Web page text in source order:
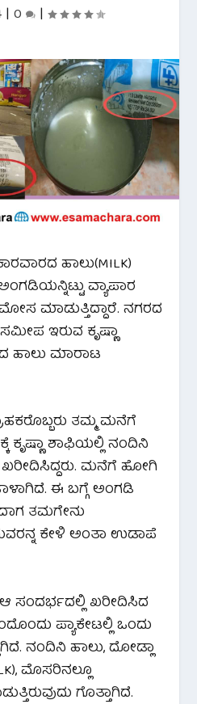
| 0 |
ಹಾಲು(MILK)
ವ್ಯಾಪಾರ
ಮಾಡುತ್ತಿದ್ದಾರೆ. ನಗರದ
ಇರುವ ಕೃಷ್ಣಾ
ಹಾಲು ಮಾರಾಟ
ತಮ್ಮ ಮನೆಗೆ
ಕೃಷ್ಣಾ ಶಾಫಿಯಲ್ಲಿ ನಂದಿನಿ
ಖರೀದಿಸಿದ್ದರು. ಮನೆಗೆ ಹೋಗಿ
ಈ ಬಗ್ಗೆ ಅಂಗಡಿ
ತಮಗೇನು
ಕೇಳಿ ಅಂತಾ ಉಡಾಪೆ
ಆ ಸಂದರ್ಭದಲ್ಲಿ ಖರೀದಿಸಿದ
ಪ್ಯಾಕೇಟಲ್ಲಿ ಒಂದು
ನಂದಿನಿ ಹಾಲು, ದೋಡ್ಲಾ
ಮೊಸರಿನಲ್ಲೂ
ಗೊತ್ತಾಗಿದೆ.